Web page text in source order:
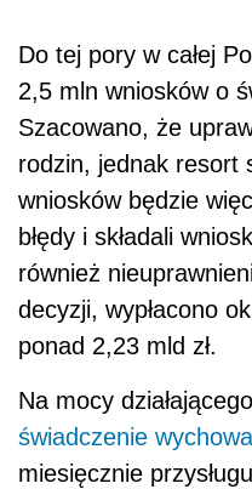
Do tej pory w całej
2,5 mln wniosków o
Szacowano, że
rodzin, jednak resort
wniosków będzie
błędy i składali
również
decyzji, wypłacono
ponad 2,23 mld zł.
Na mocy
świadczenie
miesięcznie